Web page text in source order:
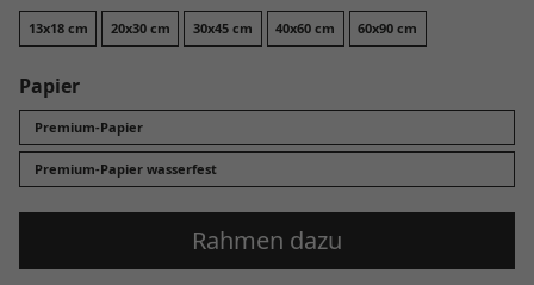
13x18 cm 20x30 cm 30x45 cm 40x60 cm 60x90 cm
Papier
Premium-Papier
Premium-Papier wasserfest
Rahmen dazu